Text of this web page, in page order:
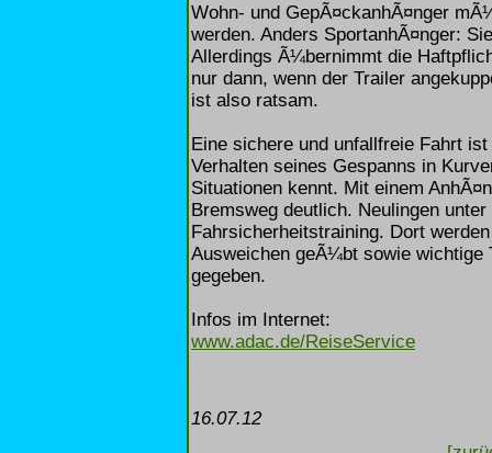
Wohn- und GepÃ¤ckanhÃ¤nger
werden. Anders SportanhÃ¤nger:
Allerdings Ã¼bernimmt die
nur dann, wenn der Trailer
ist also ratsam.
Eine sichere und unfallfreie Fahrt
Verhalten seines Gespanns in
Situationen kennt. Mit einem
Bremsweg deutlich. Neulingen
Fahrsicherheitstraining. Dort
Ausweichen geÃ¼bt sowie wichtige
gegeben.
Infos im Internet:
www.adac.de/ReiseService
16.07.12